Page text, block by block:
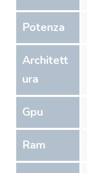
Potenza
Architett
ura
Gpu
Ram